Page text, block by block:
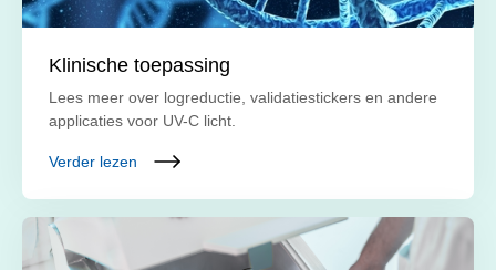
Klinische toepassing
Lees meer over logreductie, validatiestickers en andere
applicaties voor UV-C licht.
Verder lezen